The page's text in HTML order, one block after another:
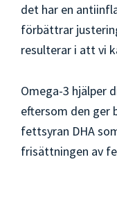
det har en
förbättrar
resulterar i att vi
Omega-3 hjälper
eftersom den ger
fettsyran DHA
frisättningen av